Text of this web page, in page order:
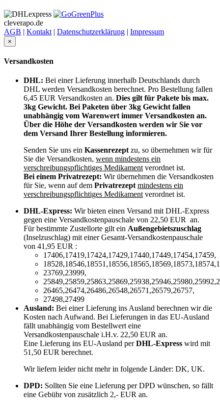
cleverapo.de
AGB | Kontakt | Datenschutzerklärung | Impressum
×
Versandkosten
DHL: Bei einer Lieferung innerhalb Deutschlands durch
DHL werden Versandkosten berechnet. Pro Bestellung fallen
6,45 EUR Versandkosten an. Dies gilt für Pakete bis max.
3kg Gewicht. Bei Paketen über 3kg Gewicht fallen
unabhängig vom Warenwert immer Versandkosten an.
Über die Höhe der Versandkosten werden wir Sie vor
dem Versand Ihrer Bestellung informieren.
Senden Sie uns ein Kassenrezeptzu, so übernehmen wir für
Sie die Versandkosten, wenn mindestens ein
verschreibungspflichtiges Medikamentverordnet ist.
Bei einem Privatrezept: Wir übernehmen die Versandkosten
für Sie, wenn auf dem Privatrezept mindestens ein
verschreibungspflichtiges Medikamentverordnet ist.
DHL-Express: Wir bieten einen Versand mit DHL-Express
gegen eine Versandkostenpauschale von 22,50 EUR an.
Für bestimmte Zustellorte gilt ein Außengebietszuschlag
(Inselzuschlag) mit einer Gesamt-Versandkostenpauschale
von 41,95 EUR :
17406,17419,17424,17429,17440,17449,17454,17459,
23769,23999,
26465,26474,26486,26548,26571,26579,26757,
27498,27499
Ausland: Bei einer Lieferung ins Ausland berechnen wir die
Kosten nach Aufwand. Bei Lieferungen in das EU-Ausland
fällt unabhängig vom Bestellwert eine
Versandkostenpauschale i.H.v. 22,50 EUR an.
Eine Lieferung ins EU-Ausland perDHL-Express wird mit
51,50 EUR berechnet.
Wir liefern leider nicht mehr in folgende Länder: DK, UK.
DPD: Sollten Sie eine Lieferung per DPD wünschen, so fällt
eine Gebühr von zusätzlich 2,- EUR an.